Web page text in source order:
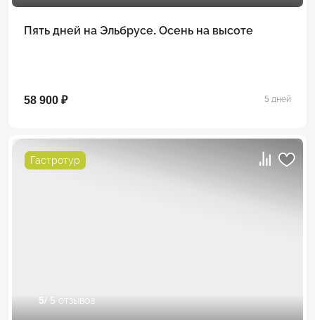
Пять дней на Эльбрусе. Осень на высоте
58 900 ₽ 5 дней
Гастротур
5/ 5 отзывов